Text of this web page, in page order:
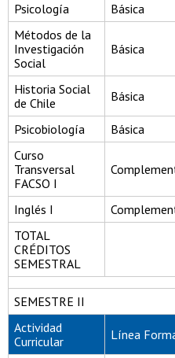
Psicología
Básica
Métodos de la
Investigación
Social
Básica
Historia Social
de Chile
Básica
Psicobiología Básica
Curso
Transversal
FACSO I
Inglés I
TOTAL
CRÉDITOS
SEMESTRAL
SEMESTRE II
Actividad
Curricular
Línea